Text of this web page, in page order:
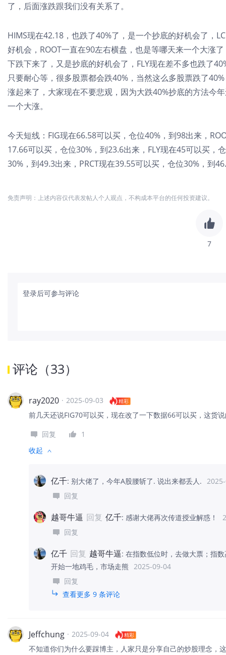
了，后面涨跌跟我们没有关系了。
HIMS现在42.18，也跌了40%了，是一个抄底的好机会了，
好机会，ROOT一直在90左右横盘，也是等哪天来一个大涨
下跌下来了，又是抄底的好机会了，FLY现在差不多也跌了
只要耐心等，很多股票都会跌40%，当然这么多股票跌了
涨起来了，大家现在不要悲观，因为大跌40%抄底的方法今
一个大涨。
今天短线：FIG现在66.58可以买，仓位40%，到98出来，
17.66可以买，仓位30%，到23.6出来，FLY现在45可以买，
30%，到49.3出来，PRCT现在39.55可以买，仓位30%，到
免责声明：上述内容仅代表发帖人个人观点，不构成本平台的任何投资建议。
7
登录后可参与评论
评论 （33）
ray2020 · 2025-09-03 精彩
前几天还说FIG70可以买，现在改了一下数据66可以买，这货
回复
1
收起
亿千: 别大佬了，今年A股腰斩了. 说出来都丢人.
回复
越哥牛逼 回复 亿千: 感谢大佬再次传道授业解惑！
回复
亿千 回复 越哥牛逼: 在指数低位时，去做大票；指
开始一地鸡毛，市场走熊 2025-09-04
回复
查看更多 9 条评论
Jeffchung · 2025-09-04 精彩
不知道你们为什么要踩博主，人家只是分享自己的炒股理念，